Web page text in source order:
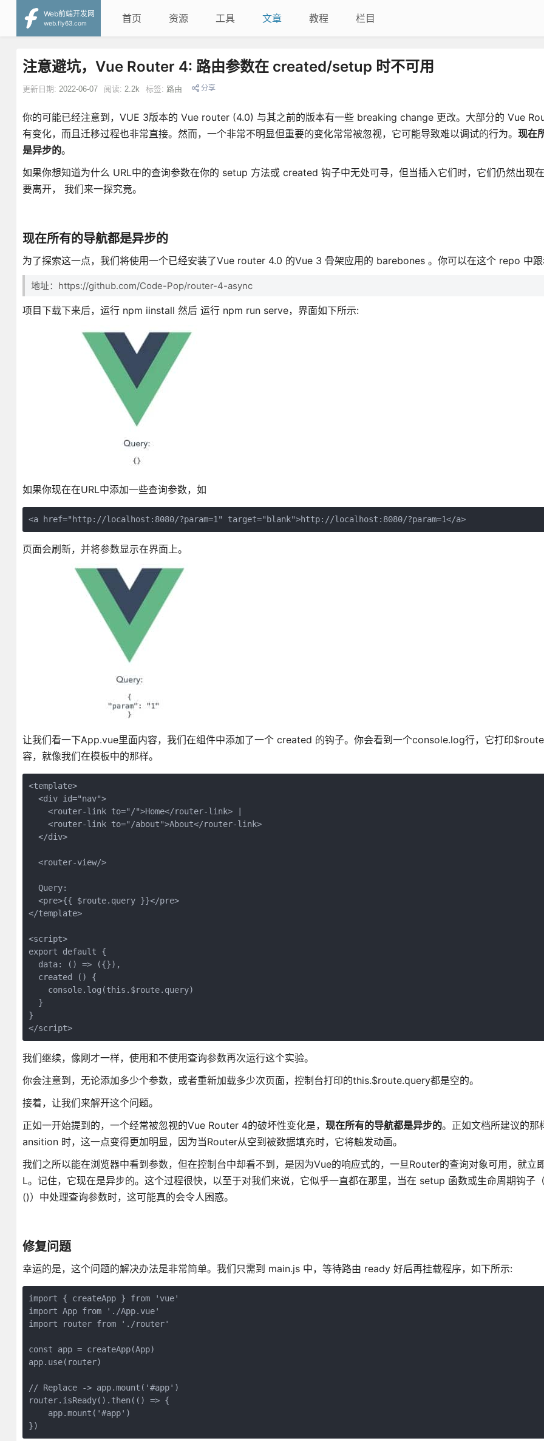
Web前端开发网
web.fly63.com
首页 资源 工具 文章 教程 栏目
注意避坑，Vue Router 4: 路由参数在 created/setup 时不可用
更新日期: 2022-06-07 阅读: 2.2k 标签: 路由 分享
你的可能已经注意到，VUE 3版本的 Vue router (4.0) 与其之前的版本有一些 breaking change 更改。大部分的 Vue
有变化，而且迁移过程也非常直接。然而，一个非常不明显但重要的变化常常被忽视，它可能导致难以调试的行为。 现在
是异步的。
如果你想知道为什么 URL中的查询参数在你的 setup 方法或 created 钩子中无处可寻，但当插入它们时，它们仍然出现
要离开， 我们来一探究竟。
现在所有的导航都是异步的
为了探索这一点，我们将使用一个已经安装了Vue router 4.0 的Vue 3 骨架应用的 barebones 。你可以在这个 repo 中跟
地址：https://github.com/Code-Pop/router-4-async
项目下载下来后，运行 npm iinstall 然后 运行 npm run serve，界面如下所示:
如果你现在在URL中添加一些查询参数，如
<a href="http://localhost:8080/?param=1" target="blank">http://localhost:8080/?param=1</a>
页面会刷新，并将参数显示在界面上。
让我们看一下App.vue里面内容，我们在组件中添加了一个 created 的钩子。你会看到一个console.log行，它打印
容，就像我们在模板中的那样。
<template>
  <div id="nav">
    <router-link to="/">Home</router-link> |
    <router-link to="/about">About</router-link>
  </div>
  <router-view/>
  Query:
  <pre>{{ $route.query }}</pre>
</template>
<script>
export default {
  data: () => ({}),
  created () {
    console.log(this.$route.query)
  }
}
</script>
我们继续，像刚才一样，使用和不使用查询参数再次运行这个实验。
你会注意到，无论添加多少个参数，或者重新加载多少次页面，控制台打印的this.$route.query都是空的。
接着，让我们来解开这个问题。
正如一开始提到的，一个经常被忽视的Vue Router 4的破坏性变化是， 现在所有的导航都是异步的。正如文档所建议的那
ansition 时，这一点变得更加明显，因为当Router从空到被数据填充时，它将触发动画。
我们之所以能在浏览器中看到参数，但在控制台中却看不到，是因为Vue的响应式的，一旦Router的查询对象可用，就立
L。记住，它现在是异步的。这个过程很快，以至于对我们来说，它似乎一直都在那里，当在 setup 函数或生命周期钩子
()）中处理查询参数时，这可能真的会令人困惑。
修复问题
幸运的是，这个问题的解决办法是非常简单。我们只需到 main.js 中，等待路由 ready 好后再挂载程序，如下所示:
import { createApp } from 'vue'
import App from './App.vue'
import router from './router'
const app = createApp(App)
app.use(router)
// Replace -> app.mount('#app')
router.isReady().then(() => {
    app.mount('#app')
})